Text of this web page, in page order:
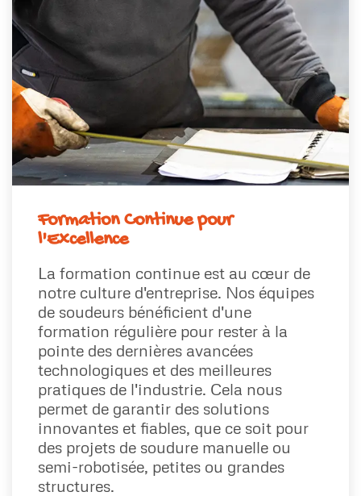
Formation Continue pour
l'Excellence
La formation continue est au cœur de
notre culture d'entreprise. Nos équipes
de soudeurs bénéficient d'une
formation régulière pour rester à la
pointe des dernières avancées
technologiques et des meilleures
pratiques de l'industrie. Cela nous
permet de garantir des solutions
innovantes et fiables, que ce soit pour
des projets de soudure manuelle ou
semi-robotisée, petites ou grandes
structures.